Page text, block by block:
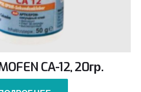
CA-12, 20гр.